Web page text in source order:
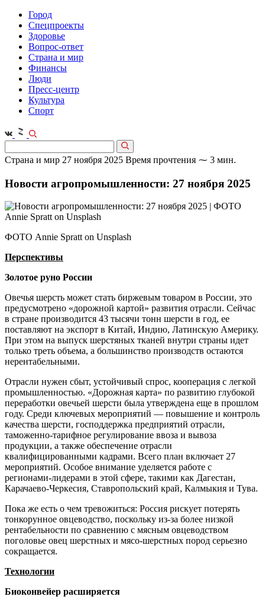
Город
Спецпроекты
Здоровье
Вопрос-ответ
Страна и мир
Финансы
Люди
Пресс-центр
Культура
Спорт
Страна и мир 27 ноября 2025 Время прочтения ⁓ 3 мин.
Новости агропромышленности: 27 ноября 2025
ФОТО Annie Spratt on Unsplash
Перспективы
Золотое руно России
Овечья шерсть может стать биржевым товаром в России, это
предус­мотрено «дорожной картой» развития отрасли. Сейчас
в стране производится 43 тысячи тонн шерсти в год, ее
поставляют на экспорт в Китай, Индию, Латинскую Америку.
При этом на выпуск шерстяных тканей внутри страны идет
только треть объема, а большинство производств остаются
нерентабельными.
Отрасли нужен сбыт, устойчивый спрос, кооперация с легкой
промышленностью. «Дорожная карта» по развитию глубокой
переработки овечьей шерсти была утверждена еще в прошлом
году. Среди ключевых мероприятий — повышение и контроль
качества шерсти, гос­поддержка предприятий отрасли,
таможенно-тарифное регулирование ввоза и вывоза
продукции, а также обеспечение отрасли
квалифицированными кадрами. Всего план включает 27
мероприятий. Особое внимание уделяется работе с
регионами-лидерами в этой сфере, такими как Дагестан,
Карачаево-Черкесия, Ставропольский край, Калмыкия и Тува.
Пока же есть о чем тревожиться: Россия рискует потерять
тонкорунное овцеводство, поскольку из‑за более низкой
рентабельности по сравнению с мясным овцеводством
поголовье овец шерст­ных и мясо-шерстных пород ­серьезно
сокращается.
Технологии
Биоконвейер расширяется